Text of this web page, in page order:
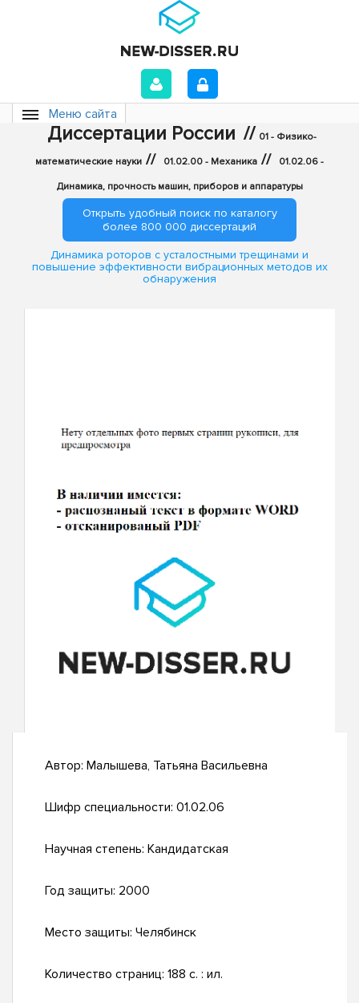
Меню сайта
Диссертации России // 01 - Физико-
математические науки // 01.02.00 - Механика // 01.02.06 -
Динамика, прочность машин, приборов и аппаратуры
Открыть удобный поиск по каталогу
более 800 000 диссертаций
Динамика роторов с усталостными трещинами и
повышение эффективности вибрационных методов их
обнаружения
Автор: Малышева, Татьяна Васильевна
Шифр специальности: 01.02.06
Научная степень: Кандидатская
Год защиты: 2000
Место защиты: Челябинск
Количество страниц: 188 с. : ил.